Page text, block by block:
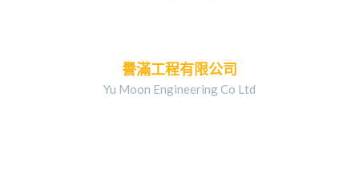
譽滿工程有限公司
Yu Moon Engineering Co Ltd